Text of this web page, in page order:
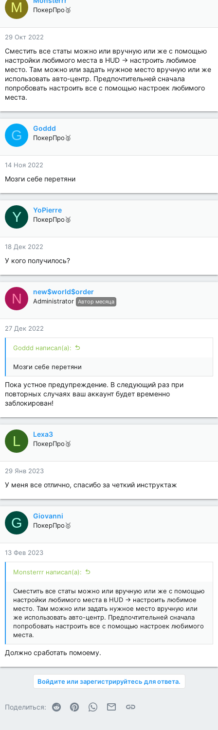
M ПокерПро🥉
29 Окт 2022
Сместить все статы можно или вручную или же с помощью
настройки любимого места в HUD -> настроить любимое
место. Там можно или задать нужное место вручную или же
использовать авто-центр. Предпочтительней сначала
попробовать настроить все с помощью настроек любимого
места.
G Goddd
ПокерПро🥈
14 Ноя 2022
Мозги себе перетяни
Y YoPierre
ПокерПро🥈
18 Дек 2022
У кого получилось?
N new$world$order
Administrator Автор месяца
27 Дек 2022
Goddd написал(а):
Мозги себе перетяни
Пока устное предупреждение. В следующий раз при
повторных случаях ваш аккаунт будет временно
заблокирован!
L Lexa3
ПокерПро🥉
29 Янв 2023
У меня все отлично, спасибо за четкий инструктаж
G Giovanni
ПокерПро🥇
13 Фев 2023
Monsterrr написал(а):
Сместить все статы можно или вручную или же с помощью
настройки любимого места в HUD -> настроить любимое
место. Там можно или задать нужное место вручную или
же использовать авто-центр. Предпочтительней сначала
попробовать настроить все с помощью настроек любимого
места.
Должно сработать помоему.
Войдите или зарегистрируйтесь для ответа.
Поделиться: Reddit PinterestWhatsAppЭлектронная почта
Ссылка